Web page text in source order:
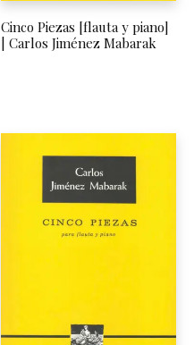
Cinco Piezas [flauta y piano]
| Carlos Jiménez Mabarak